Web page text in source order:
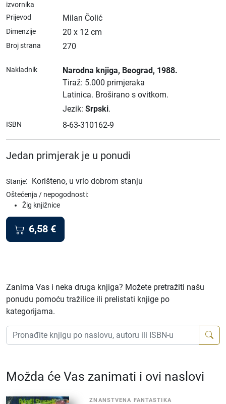
izvornika
Prijevod Milan Čolić
Dimenzije 20 x 12 cm
Broj strana 270
Nakladnik Narodna knjiga, Beograd, 1988.
Tiraž: 5.000 primjeraka
Latinica. Broširano s ovitkom.
Jezik: Srpski.
ISBN 8-63-310162-9
Jedan primjerak je u ponudi
Stanje: Korišteno, u vrlo dobrom stanju
Oštećenja / nepogodnosti:
Žig knjižnice
6,58 €
Zanima Vas i neka druga knjiga? Možete pretražiti našu
ponudu pomoću tražilice ili prelistati knjige po
kategorijama.
Možda će Vas zanimati i ovi naslovi
ZNANSTVENA FANTASTIKA